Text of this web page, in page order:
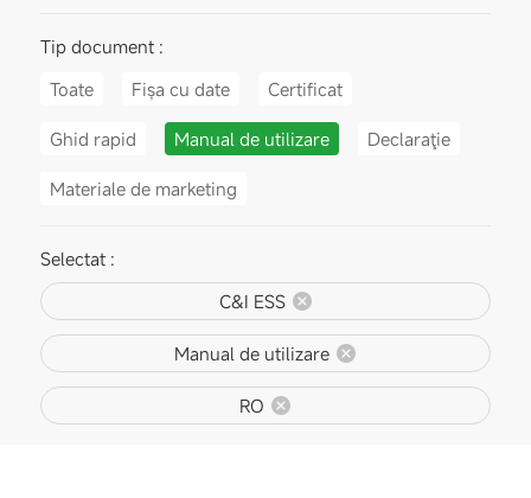
Tip document :
Toate
Fișa cu date Certificat
Ghid rapid Manual de utilizare Declaraţie
Materiale de marketing
Selectat :
C&I ESS
Manual de utilizare
RO